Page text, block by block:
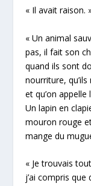
« Il avait raison.
« Un animal
pas, il fait son
quand ils sont
nourriture,
et qu’on
Un lapin en
mouron rouge
mange du
« Je trouvais
j’ai compris